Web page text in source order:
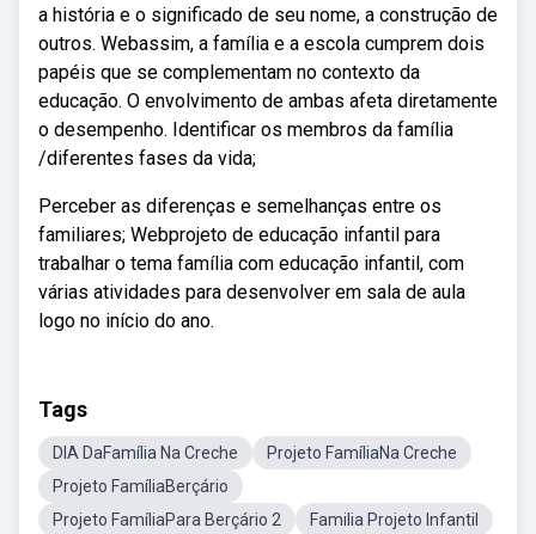
a história e o significado de seu nome, a construção de
outros. Webassim, a família e a escola cumprem dois
papéis que se complementam no contexto da
educação. O envolvimento de ambas afeta diretamente
o desempenho. Identificar os membros da família
/diferentes fases da vida;
Perceber as diferenças e semelhanças entre os
familiares; Webprojeto de educação infantil para
trabalhar o tema família com educação infantil, com
várias atividades para desenvolver em sala de aula
logo no início do ano.
Tags
DIA DaFamília Na Creche
Projeto FamíliaNa Creche
Projeto FamíliaBerçário
Projeto FamíliaPara Berçário 2
Familia Projeto Infantil